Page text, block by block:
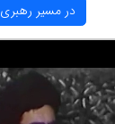
در مسیر رهبری